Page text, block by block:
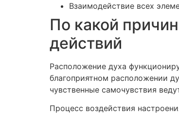
Взаимодействие всех
По какой
действий
Расположение духа
благоприятном расположении
чувственные самочувствия
Процесс воздействия